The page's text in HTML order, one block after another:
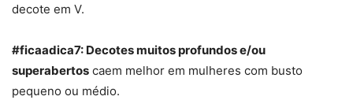
decote em V.
#ficaadica7: Decotes muitos profundos e/ou
superabertos caem melhor em mulheres com busto
pequeno ou médio.